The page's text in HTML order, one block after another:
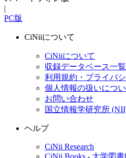
|
PC版
CiNiiについて
CiNiiについて
収録データベース一覧
利用規約・プライバ
個人情報の扱いにつ
お問い合わせ
国立情報学研究所
ヘルプ
CiNii Research